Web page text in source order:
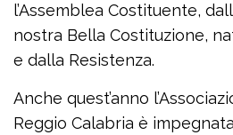
l’Assemblea Costituente,
nostra Bella Costituzione,
e dalla Resistenza.
Anche quest’anno
Reggio Calabria è